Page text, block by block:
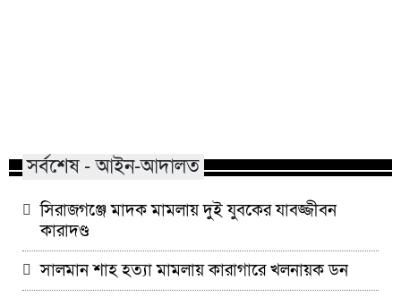
সর্বশেষ - আইন-আদালত
সিরাজগঞ্জে মাদক মামলায় দুই যুবকের যাবজ্জীবন
কারাদণ্ড
সালমান শাহ হত্যা মামলায় কারাগারে খলনায়ক ডন